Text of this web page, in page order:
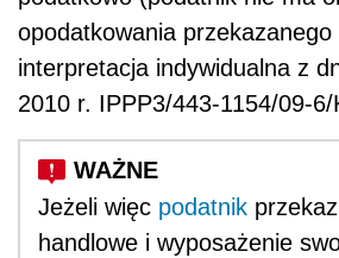
opodatkowania
interpretacja indywidualna z
2010 r. IPPP3/443-1154/09-6/
Jeżeli więc podatnik
handlowe i wyposażenie